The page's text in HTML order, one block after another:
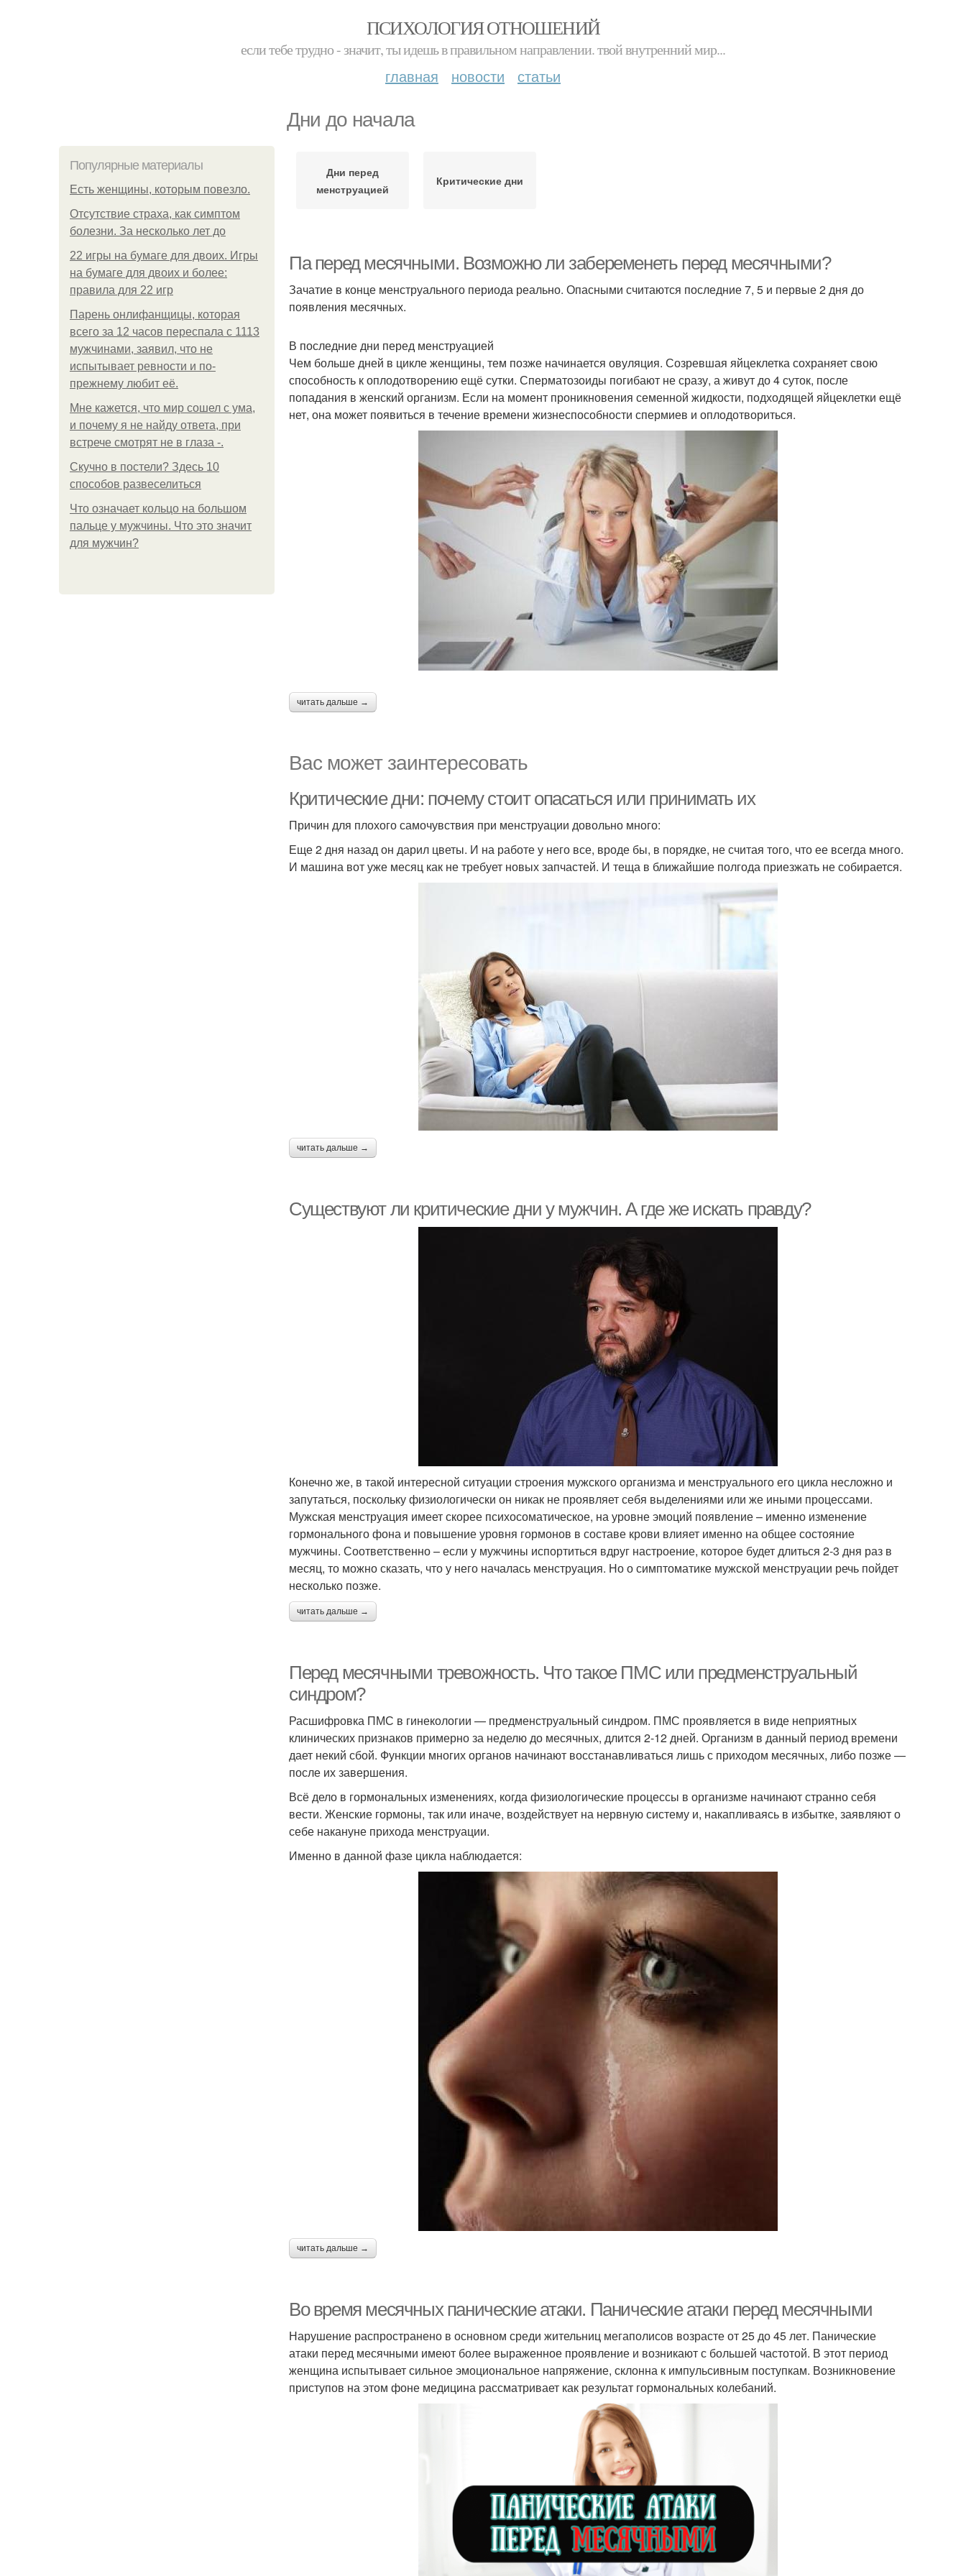
ПСИХОЛОГИЯ ОТНОШЕНИЙ
если тебе трудно - значит, ты идешь в правильном направлении. твой внутренний мир...
главная новости статьи
Дни до начала
Популярные материалы
Есть женщины, которым повезло.
Отсутствие страха, как симптом
болезни. За несколько лет до
22 игры на бумаге для двоих. Игры
на бумаге для двоих и более:
правила для 22 игр
Парень онлифанщицы, которая
всего за 12 часов переспала с 1113
мужчинами, заявил, что не
испытывает ревности и по-
прежнему любит её.
Мне кажется, что мир сошел с ума,
и почему я не найду ответа, при
встрече смотрят не в глаза -.
Скучно в постели? Здесь 10
способов развеселиться
Что означает кольцо на большом
пальце у мужчины. Что это значит
для мужчин?
Дни перед
менструацией
Критические дни
Па перед месячными. Возможно ли забеременеть перед месячными?
Зачатие в конце менструального периода реально. Опасными считаются последние 7, 5 и первые 2 дня до
появления месячных.
В последние дни перед менструацией
Чем больше дней в цикле женщины, тем позже начинается овуляция. Созревшая яйцеклетка сохраняет свою
способность к оплодотворению ещё сутки. Сперматозоиды погибают не сразу, а живут до 4 суток, после
попадания в женский организм. Если на момент проникновения семенной жидкости, подходящей яйцеклетки ещё
нет, она может появиться в течение времени жизнеспособности спермиев и оплодотвориться.
читать дальше →
Вас может заинтересовать
Критические дни: почему стоит опасаться или принимать их
Причин для плохого самочувствия при менструации довольно много:
Еще 2 дня назад он дарил цветы. И на работе у него все, вроде бы, в порядке, не считая того, что ее всегда много.
И машина вот уже месяц как не требует новых запчастей. И теща в ближайшие полгода приезжать не собирается.
читать дальше →
Существуют ли критические дни у мужчин. А где же искать правду?
Конечно же, в такой интересной ситуации строения мужского организма и менструального его цикла несложно и
запутаться, поскольку физиологически он никак не проявляет себя выделениями или же иными процессами.
Мужская менструация имеет скорее психосоматическое, на уровне эмоций появление – именно изменение
гормонального фона и повышение уровня гормонов в составе крови влияет именно на общее состояние
мужчины. Соответственно – если у мужчины испортиться вдруг настроение, которое будет длиться 2-3 дня раз в
месяц, то можно сказать, что у него началась менструация. Но о симптоматике мужской менструации речь пойдет
несколько позже.
читать дальше →
Перед месячными тревожность. Что такое ПМС или предменструальный
синдром?
Расшифровка ПМС в гинекологии — предменструальный синдром. ПМС проявляется в виде неприятных
клинических признаков примерно за неделю до месячных, длится 2-12 дней. Организм в данный период времени
дает некий сбой. Функции многих органов начинают восстанавливаться лишь с приходом месячных, либо позже —
после их завершения.
Всё дело в гормональных изменениях, когда физиологические процессы в организме начинают странно себя
вести. Женские гормоны, так или иначе, воздействует на нервную систему и, накапливаясь в избытке, заявляют о
себе накануне прихода менструации.
Именно в данной фазе цикла наблюдается:
читать дальше →
Во время месячных панические атаки. Панические атаки перед месячными
Нарушение распространено в основном среди жительниц мегаполисов возрасте от 25 до 45 лет. Панические
атаки перед месячными имеют более выраженное проявление и возникают с большей частотой. В этот период
женщина испытывает сильное эмоциональное напряжение, склонна к импульсивным поступкам. Возникновение
приступов на этом фоне медицина рассматривает как результат гормональных колебаний.